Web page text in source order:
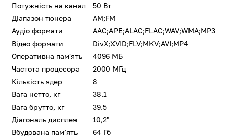
Потужність на канал
50 Вт
Діапазон тюнера
AM;FM
Аудіо формати
AAC;APE;ALAC;FLAC;WAV;WMA;MP3
Відео формати
DivX;XVID;FLV;MKV;AVI;MP4
Оперативна пам'ять
4096 МБ
Частота процесора
2000 МГц
Кількість ядер
8
Вага нетто, кг
38.1
Вага брутто, кг
39.5
Діагональ дисплея
10,2"
Вбудована памʼять
64 Гб